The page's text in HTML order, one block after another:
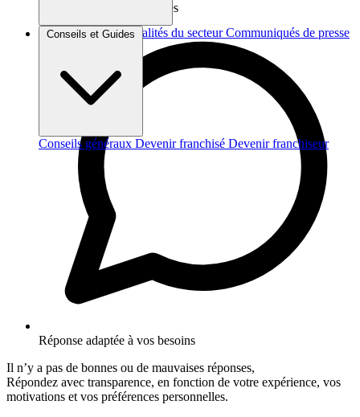
Brèves et actus Actualités du secteur Communiqués de presse
Conseils et Guides
Conseils généraux Devenir franchisé Devenir franchiseur
Vos données sont protégées
Réponse adaptée à vos besoins
Il n’y a pas de bonnes ou de mauvaises réponses,
Répondez avec transparence, en fonction de votre expérience, vos
motivations et vos préférences personnelles.